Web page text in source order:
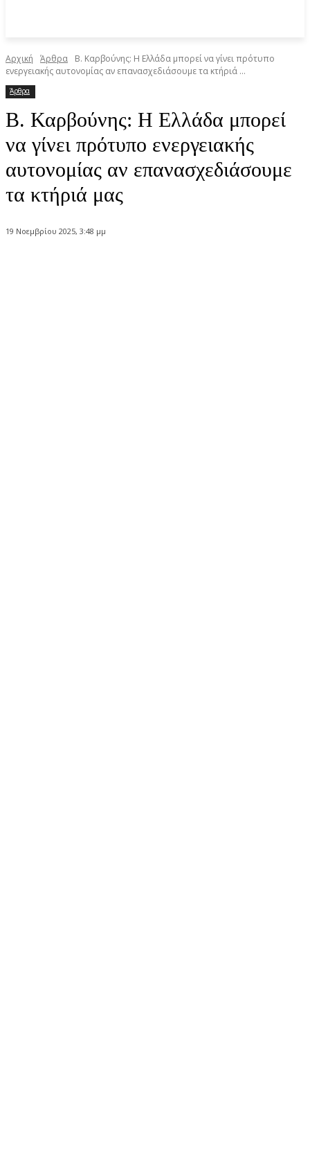
Αρχική Άρθρα
B. Καρβούνης: Η Ελλάδα μπορεί να γίνει πρότυπο
ενεργειακής αυτονομίας αν επανασχεδιάσουμε τα κτήριά ...
Άρθρα
B. Καρβούνης: Η Ελλάδα μπορεί
να γίνει πρότυπο ενεργειακής
αυτονομίας αν επανασχεδιάσουμε
τα κτήριά μας
19 Νοεμβρίου 2025, 3:48 μμ